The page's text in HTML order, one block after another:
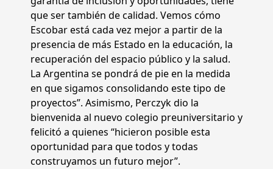
que ser también de calidad. Vemos cómo
Escobar está cada vez mejor a partir de la
presencia de más Estado en la educación, la
recuperación del espacio público y la salud.
La Argentina se pondrá de pie en la medida
en que sigamos consolidando este tipo de
proyectos”. Asimismo, Perczyk dio la
bienvenida al nuevo colegio preuniversitario y
felicitó a quienes “hicieron posible esta
oportunidad para que todos y todas
construyamos un futuro mejor”.